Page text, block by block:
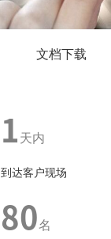
文档下载
1 天内
到达客户现场
80名